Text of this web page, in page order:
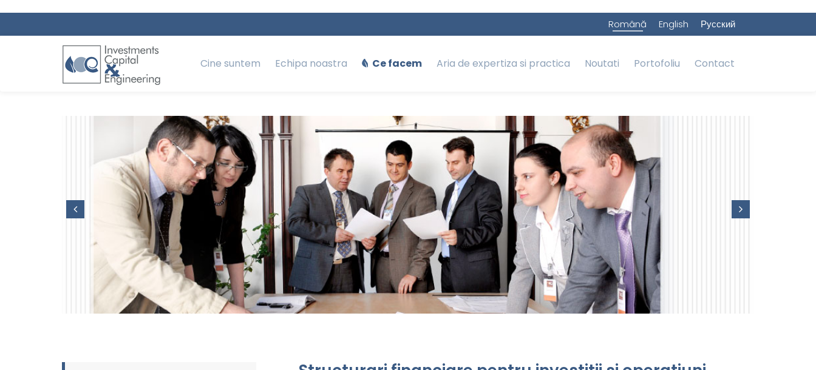
Română English Русский
Cine suntem Echipa noastra Ce facem Aria de expertiza si practica Noutati Portofoliu Contact